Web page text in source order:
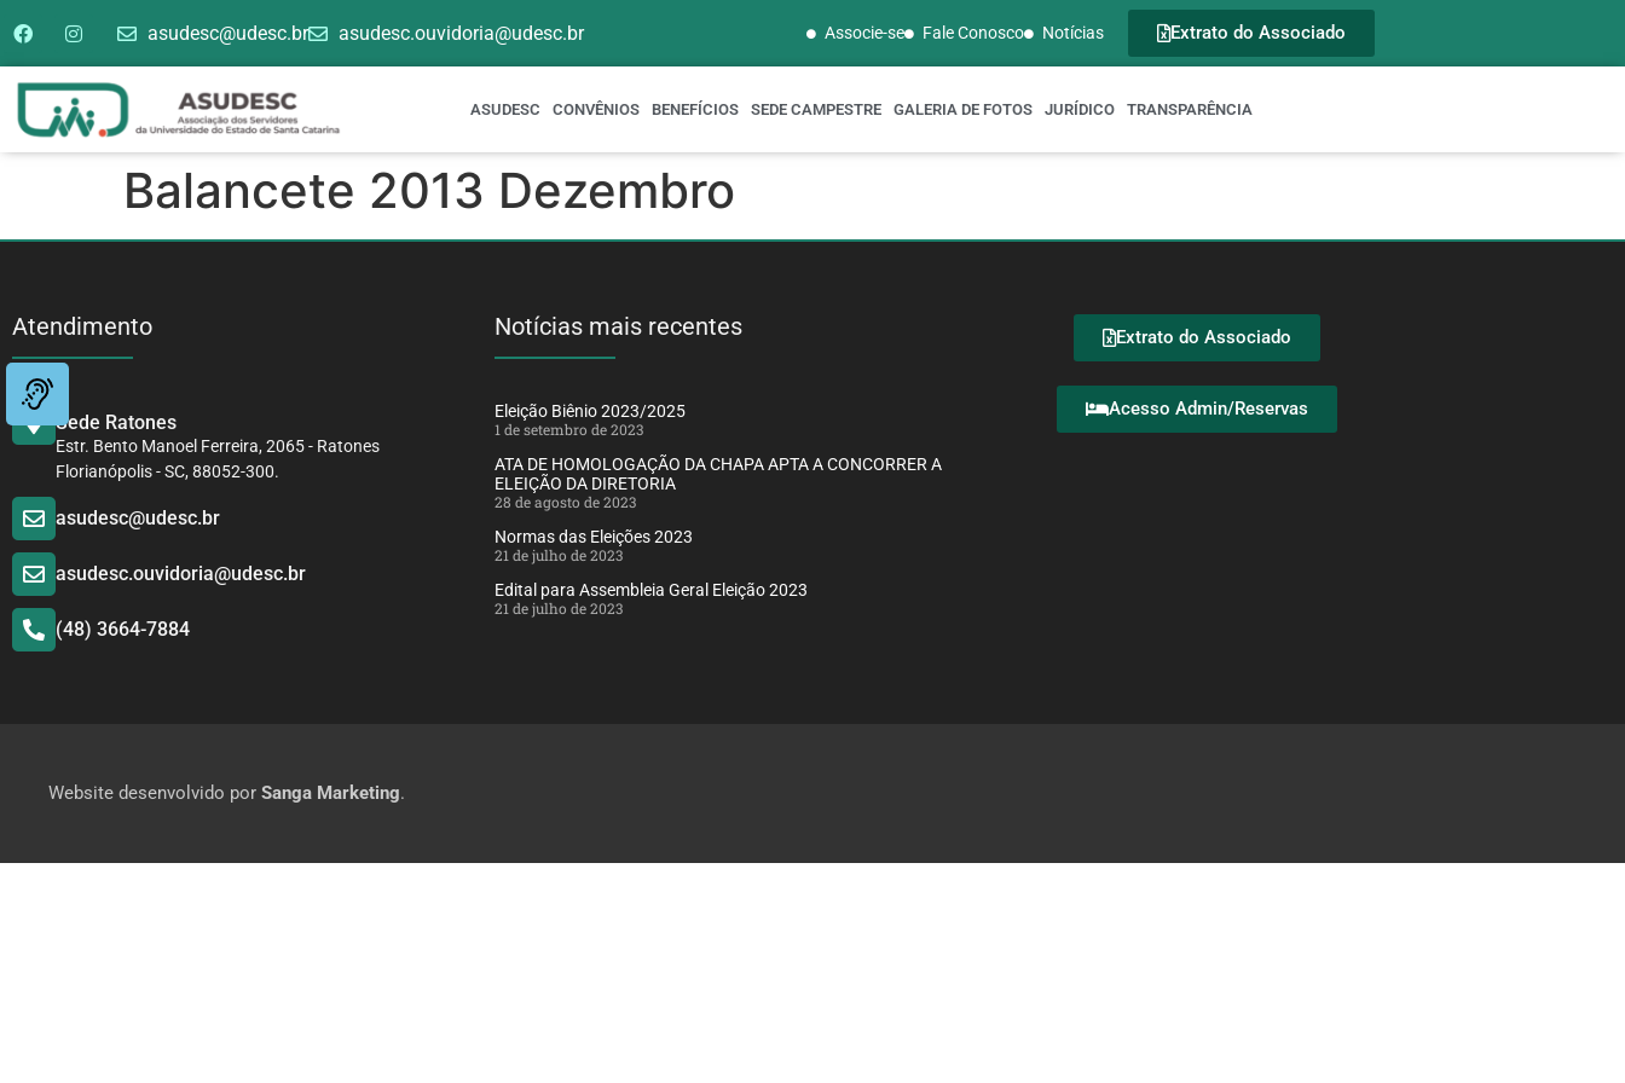
asudesc@udesc.br asudesc.ouvidoria@udesc.br Associe-se Fale Conosco Notícias Extrato do Associado
ASUDESC CONVÊNIOS BENEFÍCIOS SEDE CAMPESTRE GALERIA DE FOTOS JURÍDICO TRANSPARÊNCIA
Balancete 2013 Dezembro
Atendimento
Sede Ratones
Estr. Bento Manoel Ferreira, 2065 - Ratones
Florianópolis - SC, 88052-300.
asudesc@udesc.br
asudesc.ouvidoria@udesc.br
(48) 3664-7884
Notícias mais recentes
Eleição Biênio 2023/2025
1 de setembro de 2023
ATA DE HOMOLOGAÇÃO DA CHAPA APTA A CONCORRER A
ELEIÇÃO DA DIRETORIA
28 de agosto de 2023
Normas das Eleições 2023
21 de julho de 2023
Edital para Assembleia Geral Eleição 2023
21 de julho de 2023
Extrato do Associado
Acesso Admin/Reservas
Website desenvolvido por Sanga Marketing.